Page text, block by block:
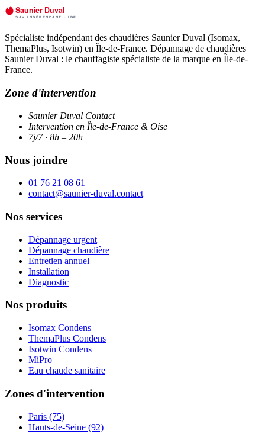
Spécialiste indépendant des chaudières Saunier Duval (Isomax,
ThemaPlus, Isotwin) en Île-de-France. Dépannage de chaudières
Saunier Duval : le chauffagiste spécialiste de la marque en Île-de-
France.
Zone d'intervention
Saunier Duval Contact
Intervention en Île-de-France & Oise
7j/7 · 8h – 20h
Nous joindre
01 76 21 08 61
contact@saunier-duval.contact
Nos services
Dépannage urgent
Dépannage chaudière
Entretien annuel
Installation
Diagnostic
Nos produits
Isomax Condens
ThemaPlus Condens
Isotwin Condens
MiPro
Eau chaude sanitaire
Zones d'intervention
Paris (75)
Hauts-de-Seine (92)